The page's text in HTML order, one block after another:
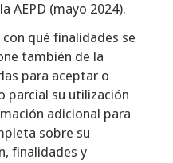
AEPD (mayo 2024).
qué finalidades se
también de la
para aceptar o
parcial su utilización
adicional para
sobre su
finalidades y